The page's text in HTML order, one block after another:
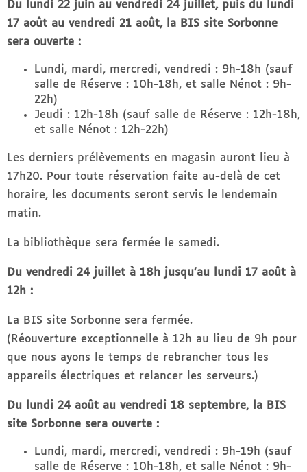
Du lundi 22 juin au vendredi 24 juillet, puis du lundi
17 août au vendredi 21 août, la BIS site Sorbonne
sera ouverte :
Lundi, mardi, mercredi, vendredi : 9h-18h (sauf
salle de Réserve : 10h-18h, et salle Nénot : 9h-
22h)
Jeudi : 12h-18h (sauf salle de Réserve : 12h-18h,
et salle Nénot : 12h-22h)
Les derniers prélèvements en magasin auront lieu à
17h20. Pour toute réservation faite au-delà de cet
horaire, les documents seront servis le lendemain
matin.
La bibliothèque sera fermée le samedi.
Du vendredi 24 juillet à 18h jusqu’au lundi 17 août à
12h :
La BIS site Sorbonne sera fermée.
(Réouverture exceptionnelle à 12h au lieu de 9h pour
que nous ayons le temps de rebrancher tous les
appareils électriques et relancer les serveurs.)
Du lundi 24 août au vendredi 18 septembre, la BIS
site Sorbonne sera ouverte :
Lundi, mardi, mercredi, vendredi : 9h-19h (sauf
salle de Réserve : 10h-18h, et salle Nénot : 9h-